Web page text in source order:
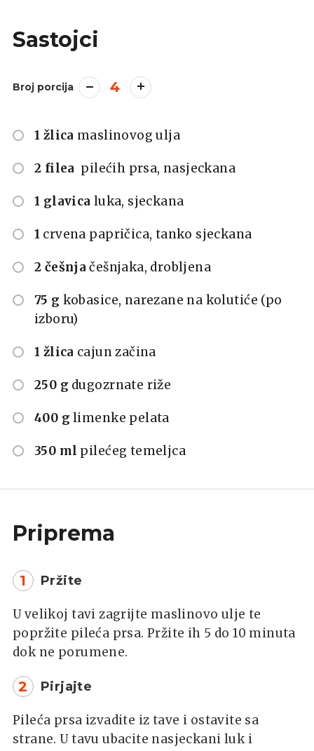
Sastojci
Broj porcija 4
1 žlica maslinovog ulja
2 filea pilećih prsa, nasjeckana
1 glavica luka, sjeckana
1 crvena papričica, tanko sjeckana
2 češnja češnjaka, drobljena
75 g kobasice, narezane na kolutiće (po
izboru)
1 žlica cajun začina
250 g dugozrnate riže
400 g limenke pelata
350 ml pilećeg temeljca
Priprema
1 Pržite
U velikoj tavi zagrijte maslinovo ulje te
popržite pileća prsa. Pržite ih 5 do 10 minuta
dok ne porumene.
2 Pirjajte
Pileća prsa izvadite iz tave i ostavite sa
strane. U tavu ubacite nasjeckani luk i